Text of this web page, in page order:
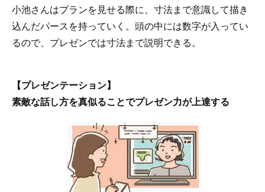
小池さんはプランを見せる際に、寸法まで意識して描き
込んだパースを持っていく。頭の中には数字が入ってい
るので、プレゼンでは寸法まで説明できる。
【プレゼンテーション】
素敵な話し方を真似ることでプレゼン力が上達する